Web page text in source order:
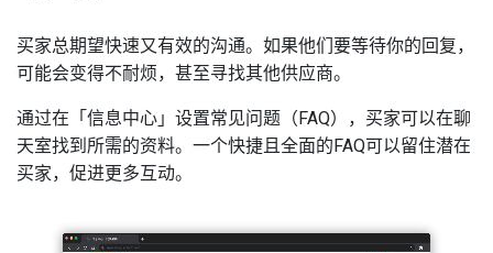
买家总期望快速又有效的沟通。如果他们要等待你的回复，
可能会变得不耐烦，甚至寻找其他供应商。
通过在「信息中心」设置常见问题（FAQ），买家可以在聊
天室找到所需的资料。一个快捷且全面的FAQ可以留住潜在
买家，促进更多互动。